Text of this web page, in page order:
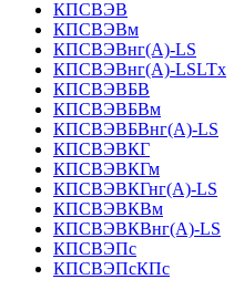
КПСВЭВ
КПСВЭВм
КПСВЭВнг(А)-LS
КПСВЭВнг(А)-LSLTx
КПСВЭВБВ
КПСВЭВБВм
КПСВЭВБВнг(А)-LS
КПСВЭВКГ
КПСВЭВКГм
КПСВЭВКГнг(А)-LS
КПСВЭВКВм
КПСВЭВКВнг(А)-LS
КПСВЭПс
КПСВЭПсКПс